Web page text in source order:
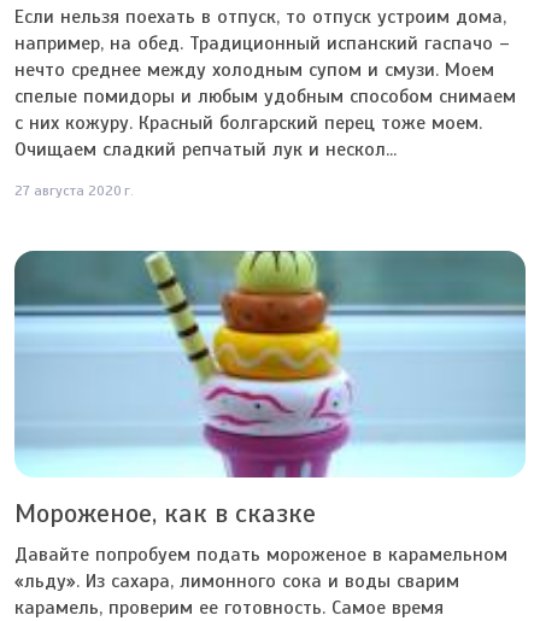
Если нельзя поехать в отпуск, то отпуск устроим дома,
например, на обед. Традиционный испанский гаспачо –
нечто среднее между холодным супом и смузи. Моем
спелые помидоры и любым удобным способом снимаем
с них кожуру. Красный болгарский перец тоже моем.
Очищаем сладкий репчатый лук и нескол...
27 августа 2020 г.
Мороженое, как в сказке
Давайте попробуем подать мороженое в карамельном
«льду». Из сахара, лимонного сока и воды сварим
карамель, проверим ее готовность. Самое время